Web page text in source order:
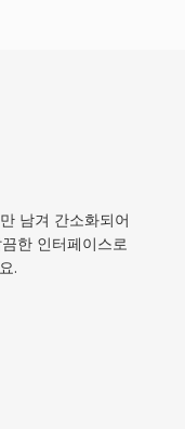
남겨 간소화되어
한 인터페이스로
.